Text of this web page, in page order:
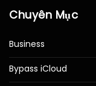
Chuyên Mục
Business
Bypass iCloud